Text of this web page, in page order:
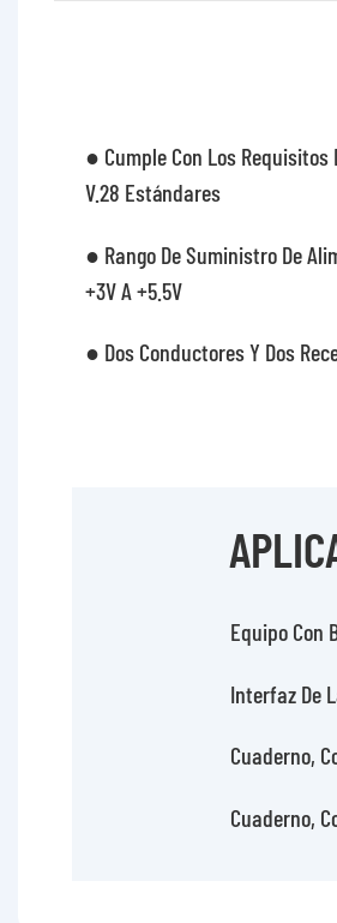
● Cumple Con Los Requisitos
V.28 Estándares
● Rango De Suministro De
+3V A +5.5V
● Dos Conductores Y Dos
Equipo Con
Interfaz De
Cuaderno,
Cuaderno,